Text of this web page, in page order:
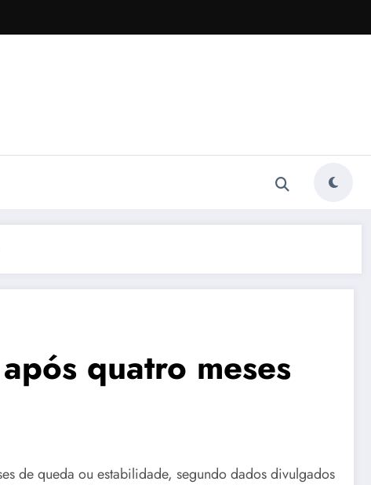
quatro meses
de queda ou estabilidade, segundo dados divulgados